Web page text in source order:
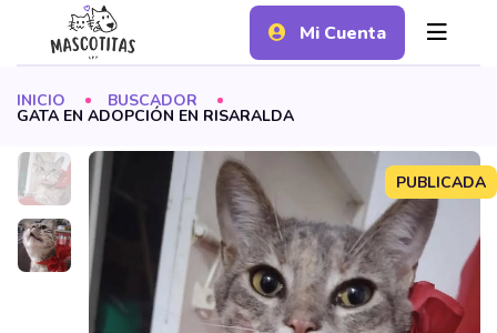
Mi Cuenta
INICIO BUSCADOR
GATA EN ADOPCIÓN EN RISARALDA
PUBLICADA